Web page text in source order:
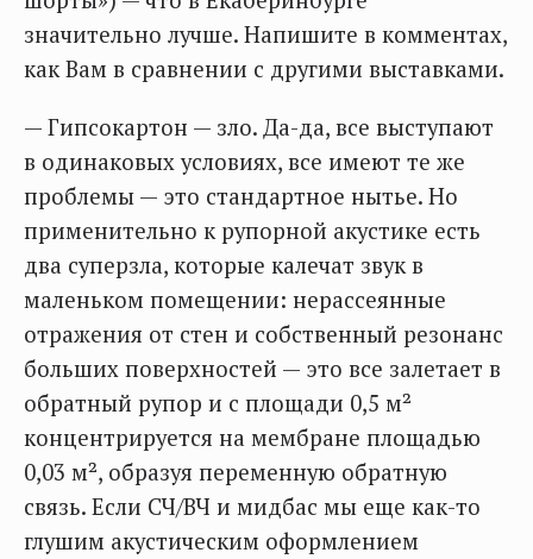
значительно лучше. Напишите в комментах,
как Вам в сравнении с другими выставками.
— Гипсокартон — зло. Да-да, все выступают
в одинаковых условиях, все имеют те же
проблемы — это стандартное нытье. Но
применительно к рупорной акустике есть
два суперзла, которые калечат звук в
маленьком помещении: нерассеянные
отражения от стен и собственный резонанс
больших поверхностей — это все залетает в
обратный рупор и с площади 0,5 м²
концентрируется на мембране площадью
0,03 м², образуя переменную обратную
связь. Если СЧ/ВЧ и мидбас мы еще как-то
глушим акустическим оформлением